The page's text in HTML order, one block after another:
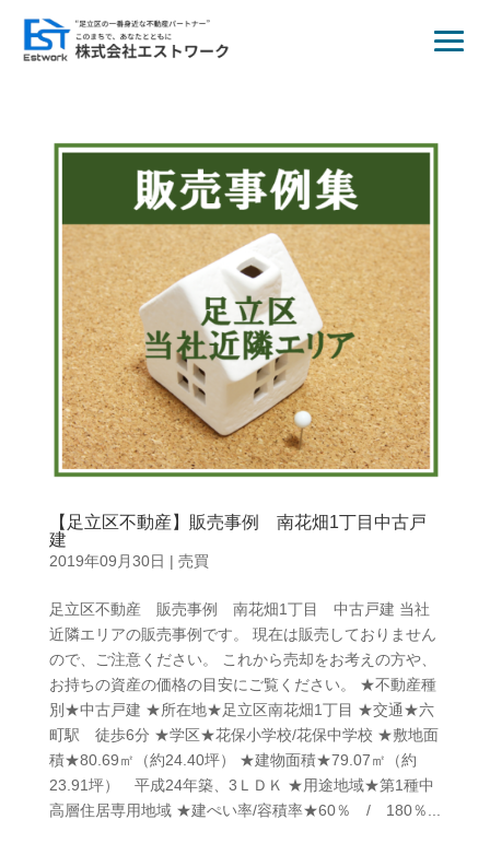
【足立区不動産】販売事例 南花畑1丁目中古戸
建
2019年09月30日 | 売買
足立区不動産 販売事例 南花畑1丁目 中古戸建 当社
近隣エリアの販売事例です。 現在は販売しておりません
ので、ご注意ください。 これから売却をお考えの方や、
お持ちの資産の価格の目安にご覧ください。 ★不動産種
別★中古戸建 ★所在地★足立区南花畑1丁目 ★交通★六
町駅 徒歩6分 ★学区★花保小学校/花保中学校 ★敷地面
積★80.69㎡（約24.40坪） ★建物面積★79.07㎡（約
23.91坪） 平成24年築、3ＬＤＫ ★用途地域★第1種中
高層住居専用地域 ★建ぺい率/容積率★60％ / 180％...